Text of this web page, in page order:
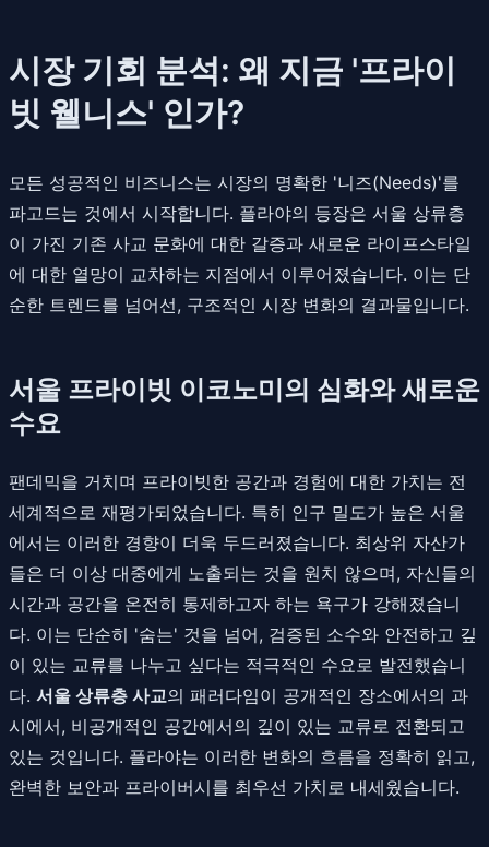
시장 기회 분석: 왜 지금 '프라이
빗 웰니스' 인가?
모든 성공적인 비즈니스는 시장의 명확한 '니즈(Needs)'를
파고드는 것에서 시작합니다. 플라야의 등장은 서울 상류층
이 가진 기존 사교 문화에 대한 갈증과 새로운 라이프스타일
에 대한 열망이 교차하는 지점에서 이루어졌습니다. 이는 단
순한 트렌드를 넘어선, 구조적인 시장 변화의 결과물입니다.
서울 프라이빗 이코노미의 심화와 새로운
수요
팬데믹을 거치며 프라이빗한 공간과 경험에 대한 가치는 전
세계적으로 재평가되었습니다. 특히 인구 밀도가 높은 서울
에서는 이러한 경향이 더욱 두드러졌습니다. 최상위 자산가
들은 더 이상 대중에게 노출되는 것을 원치 않으며, 자신들의
시간과 공간을 온전히 통제하고자 하는 욕구가 강해졌습니
다. 이는 단순히 '숨는' 것을 넘어, 검증된 소수와 안전하고 깊
이 있는 교류를 나누고 싶다는 적극적인 수요로 발전했습니
다. 서울 상류층 사교의 패러다임이 공개적인 장소에서의 과
시에서, 비공개적인 공간에서의 깊이 있는 교류로 전환되고
있는 것입니다. 플라야는 이러한 변화의 흐름을 정확히 읽고,
완벽한 보안과 프라이버시를 최우선 가치로 내세웠습니다.